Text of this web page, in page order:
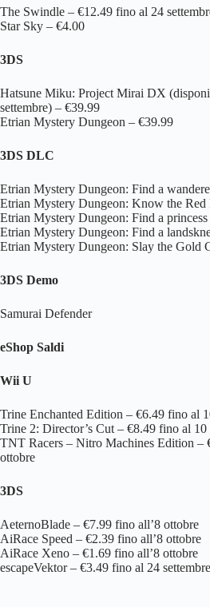
The Swindle – €12.49 fino al 24
Star Sky – €4.00
3DS
Hatsune Miku: Project Mirai DX
settembre) – €39.99
Etrian Mystery Dungeon – €39.99
3DS DLC
Etrian Mystery Dungeon: Find a
Etrian Mystery Dungeon: Know the Red
Etrian Mystery Dungeon: Find a
Etrian Mystery Dungeon: Find a
Etrian Mystery Dungeon: Slay the Gold
3DS Demo
Samurai Defender
eShop Saldi
Wii U
Trine Enchanted Edition – €6.49 fino al
Trine 2: Director’s Cut – €8.49 fino al 10
TNT Racers – Nitro Machines Edition –
ottobre
3DS
AeternoBlade – €7.99 fino all’8 ottobre
AiRace Speed – €2.39 fino all’8 ottobre
AiRace Xeno – €1.69 fino all’8 ottobre
escapeVektor – €3.49 fino al 24 settembre